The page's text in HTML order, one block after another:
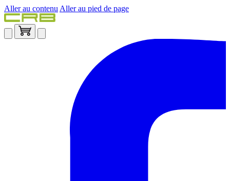
Aller au contenu Aller au pied de page